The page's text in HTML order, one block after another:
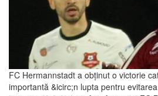
FC Hermannstadt a obținut o victorie
importantă &icirc;n lupta pentru